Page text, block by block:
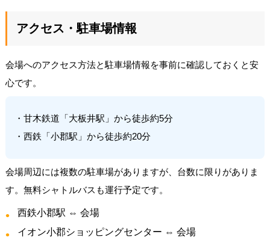
アクセス・駐車場情報
会場へのアクセス方法と駐車場情報を事前に確認しておくと安
心です。
・甘木鉄道「大板井駅」から徒歩約5分
・西鉄「小郡駅」から徒歩約20分
会場周辺には複数の駐車場がありますが、台数に限りがありま
す。無料シャトルバスも運行予定です。
西鉄小郡駅 ⇔ 会場
イオン小郡ショッピングセンター ⇔ 会場